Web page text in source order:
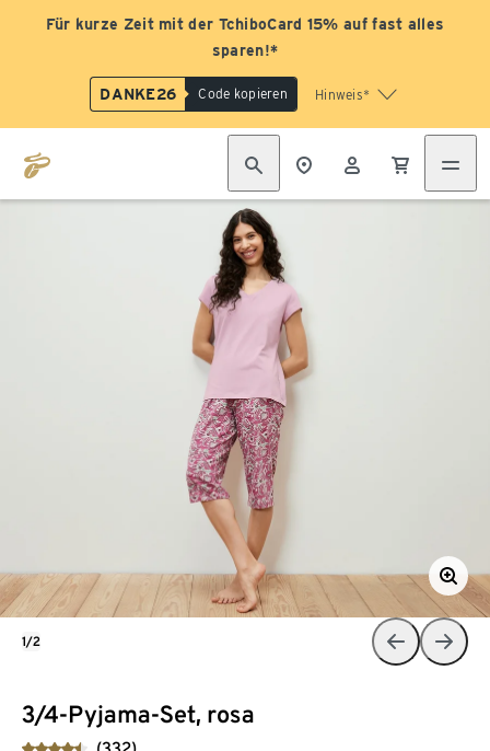
Für kurze Zeit mit der TchiboCard 15% auf fast alles
sparen!*
DANKE26 Code kopieren Hinweis*
3/4-Pyjama-Set, rosa
1/2